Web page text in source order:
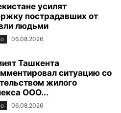
усилят
пострадавших от
людьми
06.08.2026
Ташкента
ситуацию со
жилого
ООО...
06.08.2026